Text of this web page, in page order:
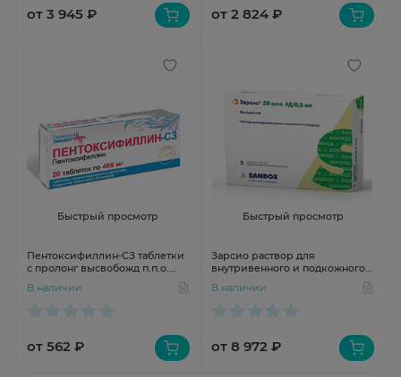
от 3 945 ₽ от 2 824 ₽
Быстрый просмотр
Пентоксифиллин-СЗ таблетки
с пролонг высвобожд п.п.о.
В наличии
от 562 ₽
Быстрый просмотр
Зарсио раствор для
внутривенного и подкожного
шприц
В наличии
от 8 972 ₽